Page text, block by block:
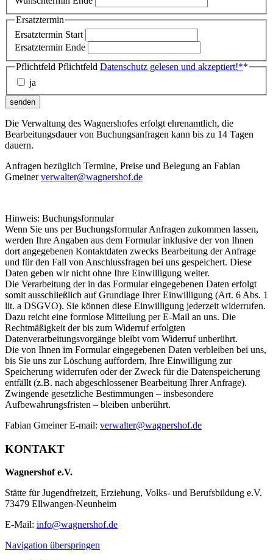
Ersatztermin
Ersatztermin Start
Ersatztermin Ende
Pflichtfeld Pflichtfeld Datenschutz gelesen und akzeptiert!**
ja
senden
Die Verwaltung des Wagnershofes erfolgt ehrenamtlich, die
Bearbeitungsdauer von Buchungsanfragen kann bis zu 14 Tagen
dauern.
Anfragen bezüglich Termine, Preise und Belegung an Fabian
Gmeinerverwalter@wagnershof.de
Hinweis: Buchungsformular
Wenn Sie uns per Buchungsformular Anfragen zukommen lassen,
werden Ihre Angaben aus dem Formular inklusive der von Ihnen
dort angegebenen Kontaktdaten zwecks Bearbeitung der Anfrage
und für den Fall von Anschlussfragen bei uns gespeichert. Diese
Daten geben wir nicht ohne Ihre Einwilligung weiter.
Die Verarbeitung der in das Formular eingegebenen Daten erfolgt
somit ausschließlich auf Grundlage Ihrer Einwilligung (Art. 6 Abs. 1
lit. a DSGVO). Sie können diese Einwilligung jederzeit widerrufen.
Dazu reicht eine formlose Mitteilung per E-Mail an uns. Die
Rechtmäßigkeit der bis zum Widerruf erfolgten
Datenverarbeitungsvorgänge bleibt vom Widerruf unberührt.
Die von Ihnen im Formular eingegebenen Daten verbleiben bei uns,
bis Sie uns zur Löschung auffordern, Ihre Einwilligung zur
Speicherung widerrufen oder der Zweck für die Datenspeicherung
entfällt (z.B. nach abgeschlossener Bearbeitung Ihrer Anfrage).
Zwingende gesetzliche Bestimmungen – insbesondere
Aufbewahrungsfristen – bleiben unberührt.
Fabian Gmeiner E-mail: verwalter@wagnershof.de
KONTAKT
Wagnershof e.V.
Stätte für Jugendfreizeit, Erziehung, Volks- und Berufsbildung e.V.
73479 Ellwangen-Neunheim
E-Mail: info@wagnershof.de
Navigation überspringen